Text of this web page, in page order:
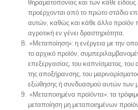
θηραματοπονίας και των κάθε
προέρχονται από το πρώτο στάδιο
αυτών, καθώς και κάθε άλλο προϊόν
αγροτική εν γένει δραστηριότητα.
«Μεταποίηση»: η ενέργεια με την
το αρχικό προϊόν,
επεξεργασίας, του καπνίσματος, του
της αποξήρανσης, του
εξώθησης ή συνδυασμού αυτών των
«Μεταποιημένα προϊόντα»: τα
μεταποίηση μη μεταποιημένων